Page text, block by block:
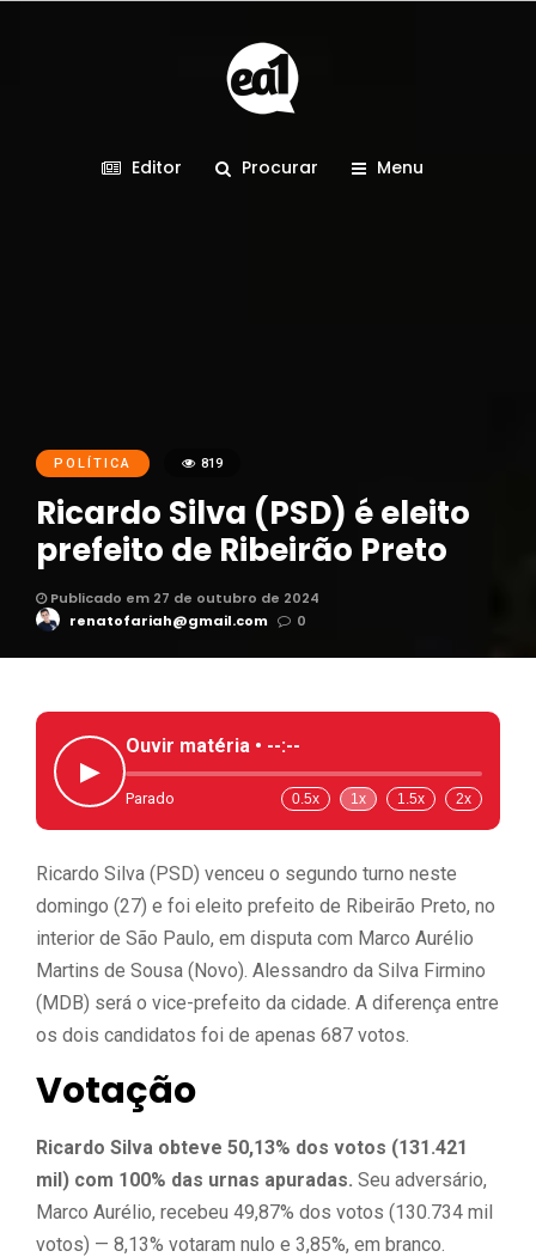
Editor Procurar Menu
POLÍTICA 819
Ricardo Silva (PSD) é eleito
prefeito de Ribeirão Preto
Publicado em 27 de outubro de 2024
renatofariah@gmail.com
0
▶
Ouvir matéria • --:--
Parado 0.5x 1x 1.5x 2x
Ricardo Silva (PSD) venceu o segundo turno neste
domingo (27) e foi eleito prefeito de Ribeirão Preto, no
interior de São Paulo, em disputa com Marco Aurélio
Martins de Sousa (Novo). Alessandro da Silva Firmino
(MDB) será o vice-prefeito da cidade. A diferença entre
os dois candidatos foi de apenas 687 votos.
Votação
Ricardo Silva obteve 50,13% dos votos (131.421
mil) com 100% das urnas apuradas. Seu adversário,
Marco Aurélio, recebeu 49,87% dos votos (130.734 mil
votos) — 8,13% votaram nulo e 3,85%, em branco.